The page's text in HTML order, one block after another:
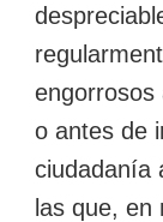
engorrosos
o antes de
ciudadanía
las que,